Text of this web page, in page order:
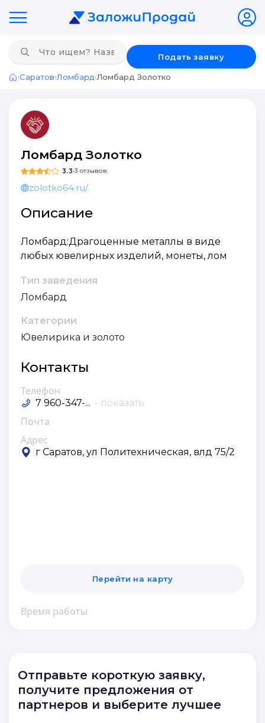
Подать заявку
Главная
›Саратов›Ломбард›Ломбард Золотко
Ломбард Золотко
3.3•3 отзывов
zolotko64.ru/
Описание
Ломбард:Драгоценные металлы в виде
любых ювелирных изделий, монеты, лом
Тип заведения
Ломбард
Категории
Ювелирика и золото
Контакты
Телефон
7 960-347-... - показать
Почта
Адрес
г Саратов, ул Политехническая, влд 75/2
Перейти на карту
Время работы
Отправьте короткую заявку,
получите предложения от
партнеров и выберите лучшее